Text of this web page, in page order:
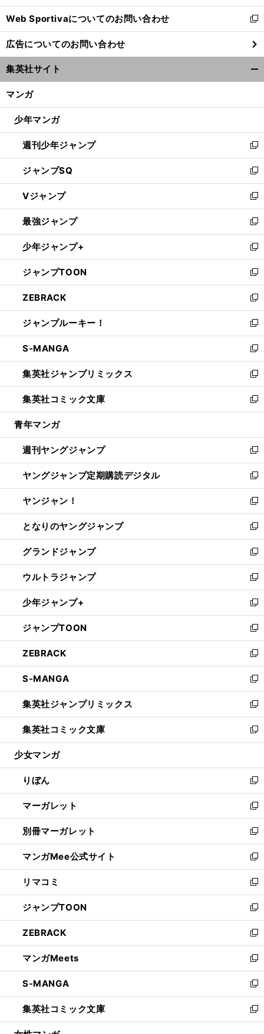
開
く
Web Sportivaについてのお問い合わせ
新
し
い
ウ
ィ
ン
ウ
開
く
広告についてのお問い合わせ
集英社サイト
マンガ
少年マンガ
週刊少年ジャンプ
新
し
い
ウ
ィ
ン
ド
ウ
で
開
く
ジャンプSQ
新
し
い
ウ
ィ
ン
ド
ウ
で
開
く
Vジャンプ
新
し
い
ウ
ィ
ン
ド
ウ
で
開
く
最強ジャンプ
新
し
い
ウ
ィ
ン
ド
ウ
で
開
く
少年ジャンプ+
新
し
い
ウ
ィ
ン
ド
ウ
で
開
く
ジャンプTOON
新
し
い
ウ
ィ
ン
ド
ウ
で
開
く
ZEBRACK
新
し
い
ウ
ィ
ン
ド
ウ
で
開
ジャンプルーキー！
新
し
い
ウ
ィ
ン
ド
ウ
開
く
S-MANGA
新
し
い
ウ
ィ
ン
ウ
で
開
く
集英社ジャンプリミックス
新
し
い
ウ
ン
ド
ウ
で
開
く
集英社コミック文庫
新
し
ウ
ィ
ン
ド
ウ
で
開
く
青年マンガ
週刊ヤングジャンプ
新
し
い
ウ
ィ
ン
ド
ウ
で
開
く
ヤングジャンプ定期購読デジタル
新
し
い
ウ
ィ
ン
ド
ウ
で
開
く
ヤンジャン！
新
し
い
ウ
ィ
ン
ド
ウ
で
開
く
となりのヤングジャンプ
新
し
い
ウ
ィ
ン
ド
ウ
で
開
く
グランドジャンプ
新
し
い
ウ
ィ
ン
ド
ウ
で
開
く
ウルトラジャンプ
新
し
い
ウ
ィ
ン
ド
ウ
で
開
く
少年ジャンプ+
新
し
い
ウ
ィ
ン
ド
ウ
で
開
く
ジャンプTOON
新
し
い
ウ
ィ
ン
ド
ウ
で
開
ZEBRACK
新
し
い
ウ
ィ
ン
ド
ウ
開
く
S-MANGA
新
し
い
ウ
ィ
ン
ウ
で
開
く
集英社ジャンプリミックス
新
し
い
ウ
ン
ド
ウ
で
開
く
集英社コミック文庫
新
し
ウ
ィ
ン
ド
ウ
で
開
く
少女マンガ
りぼん
新
し
い
ウ
ィ
ン
ド
ウ
で
開
く
マーガレット
新
し
い
ウ
ィ
ン
ド
ウ
で
開
く
別冊マーガレット
新
し
い
ウ
ィ
ン
ド
ウ
で
開
く
マンガMee公式サイト
新
し
い
ウ
ィ
ン
ド
ウ
で
開
く
リマコミ
新
し
い
ウ
ィ
ン
ド
ウ
で
開
く
ジャンプTOON
新
し
い
ウ
ィ
ン
ド
ウ
で
開
ZEBRACK
新
し
い
ウ
ィ
ン
ド
ウ
マンガMeets
新
し
い
ウ
ィ
ン
S-MANGA
新
し
い
ウ
集英社コミック文庫
新
し